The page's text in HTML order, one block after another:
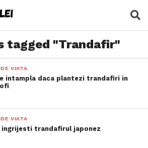
tagged "Trandafir"
VIATA
intampla daca plantezi trandafiri in
VIATA
ingrijesti trandafirul japonez